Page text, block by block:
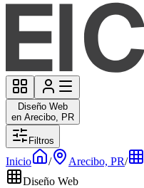
Diseño Web
en Arecibo, PR
Filtros
Inicio / Arecibo, PR/
Diseño Web